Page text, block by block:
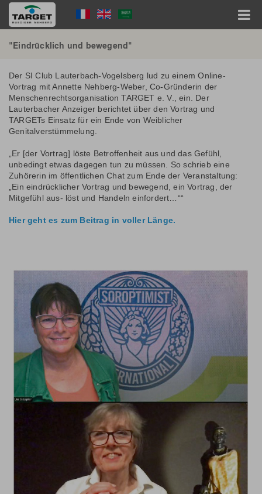
Direkt
zum
Inhalt
Language
Menu
Hauptnavigation
"Eindrücklich und bewegend"
Der SI Club Lauterbach-Vogelsberg lud zu einem Online-
Vortrag mit Annette Nehberg-Weber, Co-Gründerin der
Menschenrechtsorganisation TARGET e. V., ein. Der
Lauterbacher Anzeiger berichtet über den Vortrag und
TARGETs Einsatz für ein Ende von Weiblicher
Genitalverstümmelung.
„Er [der Vortrag] löste Betroffenheit aus und das Gefühl,
unbedingt etwas dagegen tun zu müssen. So schrieb eine
Zuhörerin im öffentlichen Chat zum Ende der Veranstaltung:
„Ein eindrücklicher Vortrag und bewegend, ein Vortrag, der
Mitgefühl aus- löst und Handeln einfordert…““
Hier geht es zum Beitrag in voller Länge.